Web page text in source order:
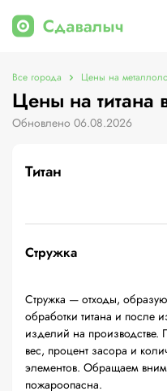
Все города Цены на
Цены на титана
Обновлено 06.08.2026
Титан
Стружка
Стружка — отходы,
обработки титана и после
изделий на производстве.
вес, процент засора и
элементов. Обращаем
пожароопасна.